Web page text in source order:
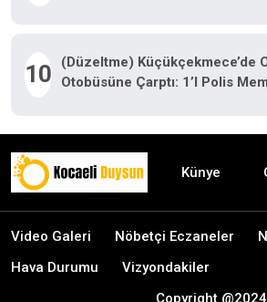
10
(Düzeltme) Küçükçekmece’de
Otobüsüne Çarptı: 1’i Polis
Künye
Video Galeri Nöbetçi Eczaneler
Hava Durumu
Vizyondakiler
Copyright